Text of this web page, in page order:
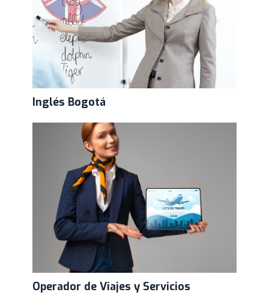
Inglés Bogotá
Operador de Viajes y Servicios